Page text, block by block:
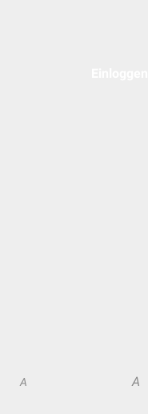
A A